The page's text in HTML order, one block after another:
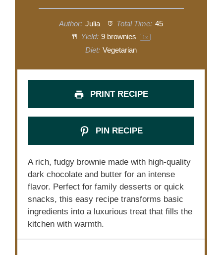
Author: Julia Total Time: 45
Yield: 9 brownies 1x
Diet: Vegetarian
PRINT RECIPE
PIN RECIPE
A rich, fudgy brownie made with high-quality
dark chocolate and butter for an intense
flavor. Perfect for family desserts or quick
snacks, this easy recipe transforms basic
ingredients into a luxurious treat that fills the
kitchen with warmth.